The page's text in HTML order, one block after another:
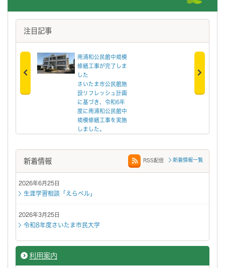
注目記事
南浦和公民館中規模
修繕工事が完了しま
した
さいたま市公民館施
設リフレッシュ計画
に基づき、令和6年
度に南浦和公民館中
規模修繕工事を実施
しました。
設リフレッシュ計
新着情報 新着情報一覧
RSS配信
2026年6月25日
生涯学習相談「えらベル」
2026年3月25日
令和8年度さいたま市民大学
利用案内